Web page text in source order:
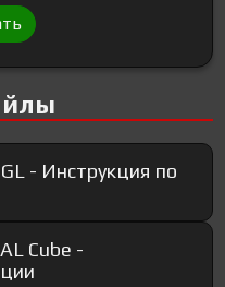
- Инструкция по
Cube -